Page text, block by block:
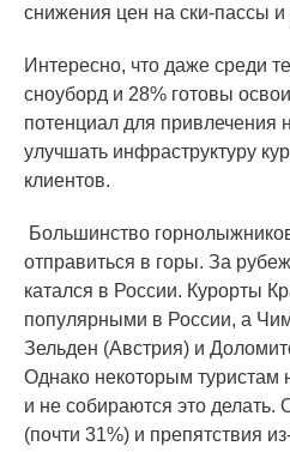
снижения цен на ски-пассы
Интересно, что даже среди
сноуборд и 28% готовы
потенциал для привлечения
улучшать инфраструктуру
клиентов.
Большинство
отправиться в горы. За
катался в России. Курорты
популярными в России, а
Зельден (Австрия) и
Однако некоторым туристам
и не собираются это
(почти 31%) и препятствия